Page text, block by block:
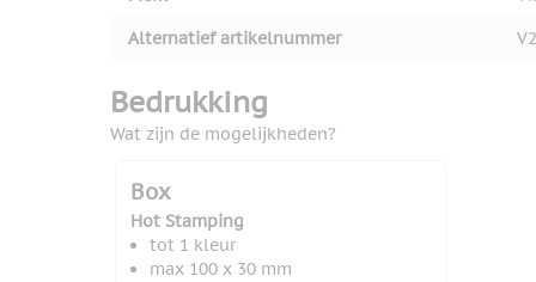
Alternatief artikelnummer
Bedrukking
Wat zijn de mogelijkheden?
Box
Hot Stamping
tot 1 kleur
max 100 x 30 mm